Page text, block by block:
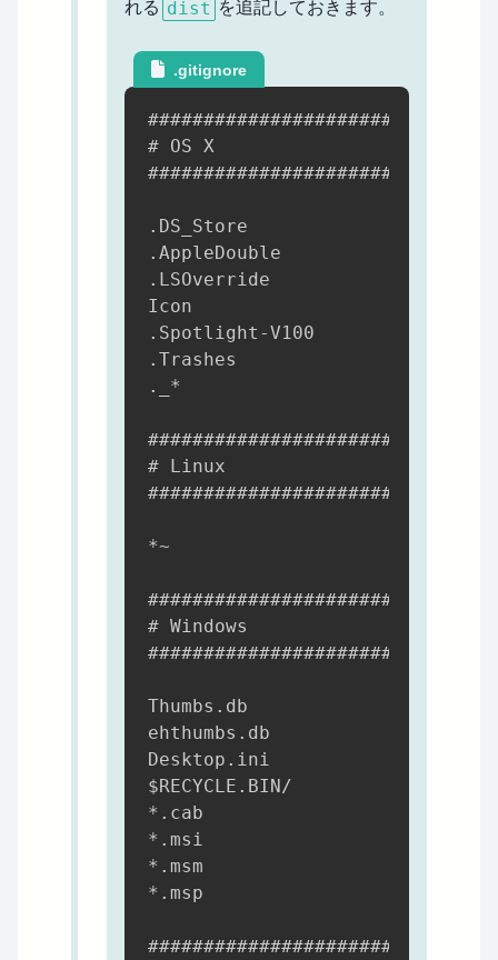
れる dist を追記しておきます。
.gitignore
############################
# OS X
############################
.DS_Store
.AppleDouble
.LSOverride
Icon
.Spotlight-V100
.Trashes
._*
############################
# Linux
############################
*~
############################
# Windows
############################
Thumbs.db
ehthumbs.db
Desktop.ini
$RECYCLE.BIN/
*.cab
*.msi
*.msm
*.msp
############################